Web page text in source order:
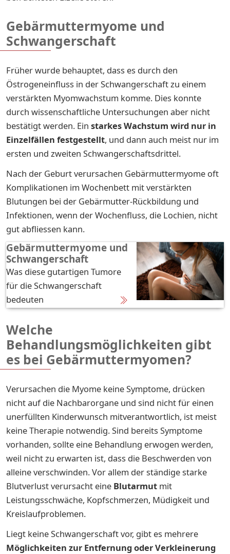
Gebärmuttermyome und
Schwangerschaft
Früher wurde behauptet, dass es durch den
Östrogeneinfluss in der Schwangerschaft zu einem
verstärkten Myomwachstum komme. Dies konnte
durch wissenschaftliche Untersuchungen aber nicht
bestätigt werden. Ein starkes Wachstum wird nur in
Einzelfällen festgestellt, und dann auch meist nur im
ersten und zweiten Schwangerschaftsdrittel.
Nach der Geburt verursachen Gebärmuttermyome oft
Komplikationen im Wochenbett mit verstärkten
Blutungen bei der Gebärmutter-Rückbildung und
Infektionen, wenn der Wochenfluss, die Lochien, nicht
gut abfliessen kann.
Gebärmuttermyome und
Schwangerschaft
Was diese gutartigen Tumore
für die Schwangerschaft
bedeuten
Welche
Behandlungsmöglichkeiten gibt
es bei Gebärmuttermyomen?
Verursachen die Myome keine Symptome, drücken
nicht auf die Nachbarorgane und sind nicht für einen
unerfüllten Kinderwunsch mitverantwortlich, ist meist
keine Therapie notwendig. Sind bereits Symptome
vorhanden, sollte eine Behandlung erwogen werden,
weil nicht zu erwarten ist, dass die Beschwerden von
alleine verschwinden. Vor allem der ständige starke
Blutverlust verursacht eine Blutarmut mit
Leistungsschwäche, Kopfschmerzen, Müdigkeit und
Kreislaufproblemen.
Liegt keine Schwangerschaft vor, gibt es mehrere
Möglichkeiten zur Entfernung oder Verkleinerung